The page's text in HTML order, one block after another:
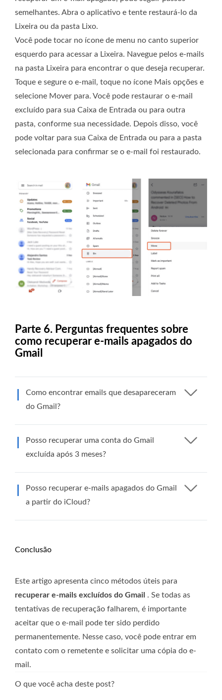
semelhantes. Abra o aplicativo e tente restaurá-lo da
Lixeira ou da pasta Lixo.
Você pode tocar no ícone de menu no canto superior
esquerdo para acessar a Lixeira. Navegue pelos e-mails
na pasta Lixeira para encontrar o que deseja recuperar.
Toque e segure o e-mail, toque no ícone Mais opções e
selecione Mover para. Você pode restaurar o e-mail
excluído para sua Caixa de Entrada ou para outra
pasta, conforme sua necessidade. Depois disso, você
pode voltar para sua Caixa de Entrada ou para a pasta
selecionada para confirmar se o e-mail foi restaurado.
Parte 6. Perguntas frequentes sobre
como recuperar e-mails apagados do
Gmail
Como encontrar emails que desapareceram
do Gmail?
Posso recuperar uma conta do Gmail
excluída após 3 meses?
Posso recuperar e-mails apagados do Gmail
a partir do iCloud?
Conclusão
Este artigo apresenta cinco métodos úteis para
recuperar e-mails excluídos do Gmail . Se todas as
tentativas de recuperação falharem, é importante
aceitar que o e-mail pode ter sido perdido
permanentemente. Nesse caso, você pode entrar em
contato com o remetente e solicitar uma cópia do e-
mail.
O que você acha deste post?